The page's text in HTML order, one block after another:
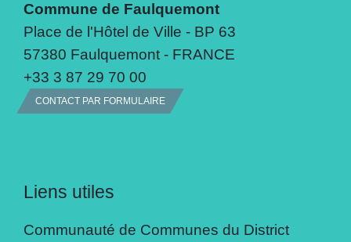
Commune de Faulquemont
Place de l'Hôtel de Ville - BP 63
57380 Faulquemont - FRANCE
+33 3 87 29 70 00
CONTACT PAR FORMULAIRE
Liens utiles
Communauté de Communes du District